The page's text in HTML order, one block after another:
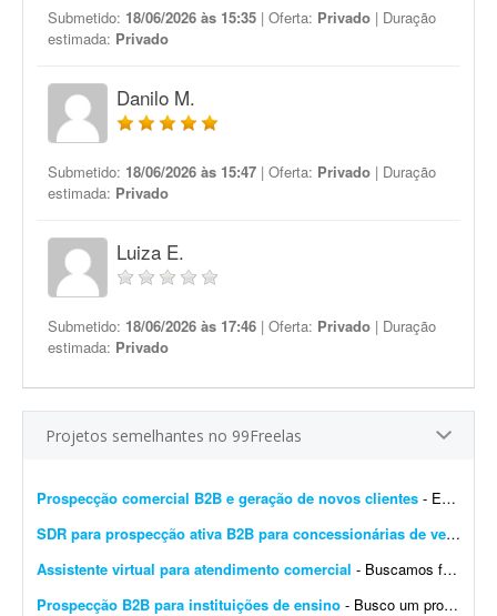
Submetido: 18/06/2026 às 15:35 | Oferta: Privado | Duração
estimada: Privado
Danilo M.
Submetido: 18/06/2026 às 15:47 | Oferta: Privado | Duração
estimada: Privado
Luiza E.
Submetido: 18/06/2026 às 17:46 | Oferta: Privado | Duração
estimada: Privado
Projetos semelhantes no 99Freelas
Prospecção comercial B2B e geração de novos clientes - Estamos buscando um profissional com perfil comercial para atuar em um projeto de prospecção e desenvolvimento de novas oportunidades B2B para a Guebly. O objetivo será identi...
SDR para prospecção ativa B2B para concessionárias de veículos
Assistente virtual para atendimento comercial - Buscamos freelancer para realizar o atendimento de leads, com horário flexível. Os contatos chegarão através de nossas campanhas de marketing. O profissional não...
Prospecção B2B para instituições de ensino - Busco um profissional freelancer com experiência em prospecção ativa e vendas consultivas B2B para entrar em contato com instituições de ensino. A lista de contat...